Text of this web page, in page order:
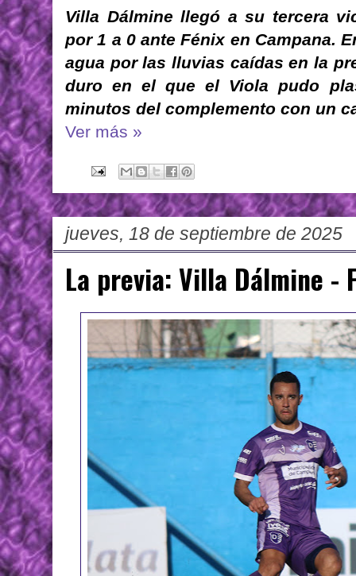
Villa Dálmine llegó a su tercera
por 1 a 0 ante Fénix en Campana.
agua por las lluvias caídas en la
duro en el que el Viola pudo
minutos del complemento con un
Ver más »
jueves, 18 de septiembre de 2025
La previa: Villa Dálmine -